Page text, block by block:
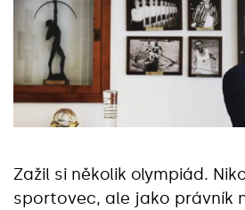
Zažil si několik olympiád.
sportovec, ale jako právník